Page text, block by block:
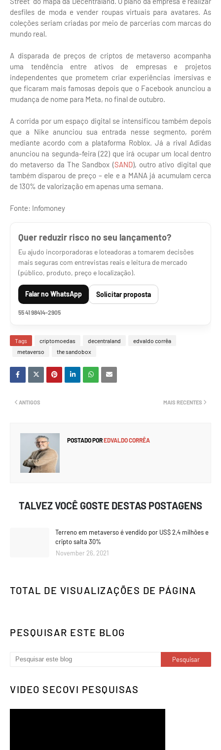
desfiles de moda e vender roupas virtuais para avatares. As
coleções seriam criadas por meio de parcerias com marcas do
mundo real.
A disparada de preços de criptos de metaverso acompanha
uma tendência entre ativos de empresas e projetos
independentes que prometem criar experiências imersivas e
que ficaram mais famosas depois que o Facebook anunciou a
mudança de nome para Meta, no final de outubro.
A corrida por um espaço digital se intensificou também depois
que a Nike anunciou sua entrada nesse segmento, porém
mediante acordo com a plataforma Roblox. Já a rival Adidas
anunciou na segunda-feira (22) que irá ocupar um local dentro
do metaverso da The Sandbox (SAND), outro ativo digital que
também disparou de preço – ele e a MANA já acumulam cerca
de 130% de valorização em apenas uma semana.
Fonte: Infomoney
Quer reduzir risco no seu lançamento?
Eu ajudo incorporadoras e loteadoras a tomarem decisões
mais seguras com entrevistas reais e leitura de mercado
(público, produto, preço e localização).
Falar no WhatsApp Solicitar proposta
55 41 98414-2905
Tags criptomoedas decentraland
edvaldo corrêa
metaverso
the sandobox
MAIS RECENTES
ANTIGOS
POSTADO POREDVALDO CORRÊA
TALVEZ VOCÊ GOSTE DESTAS POSTAGENS
Terreno em metaverso é vendido por US$ 2,4 milhões e
cripto salta 30%
November 26, 2021
TOTAL DE VISUALIZAÇÕES DE PÁGINA
PESQUISAR ESTE BLOG
VIDEO SECOVI PESQUISAS